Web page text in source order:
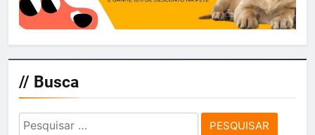
// Busca
Pesquisar